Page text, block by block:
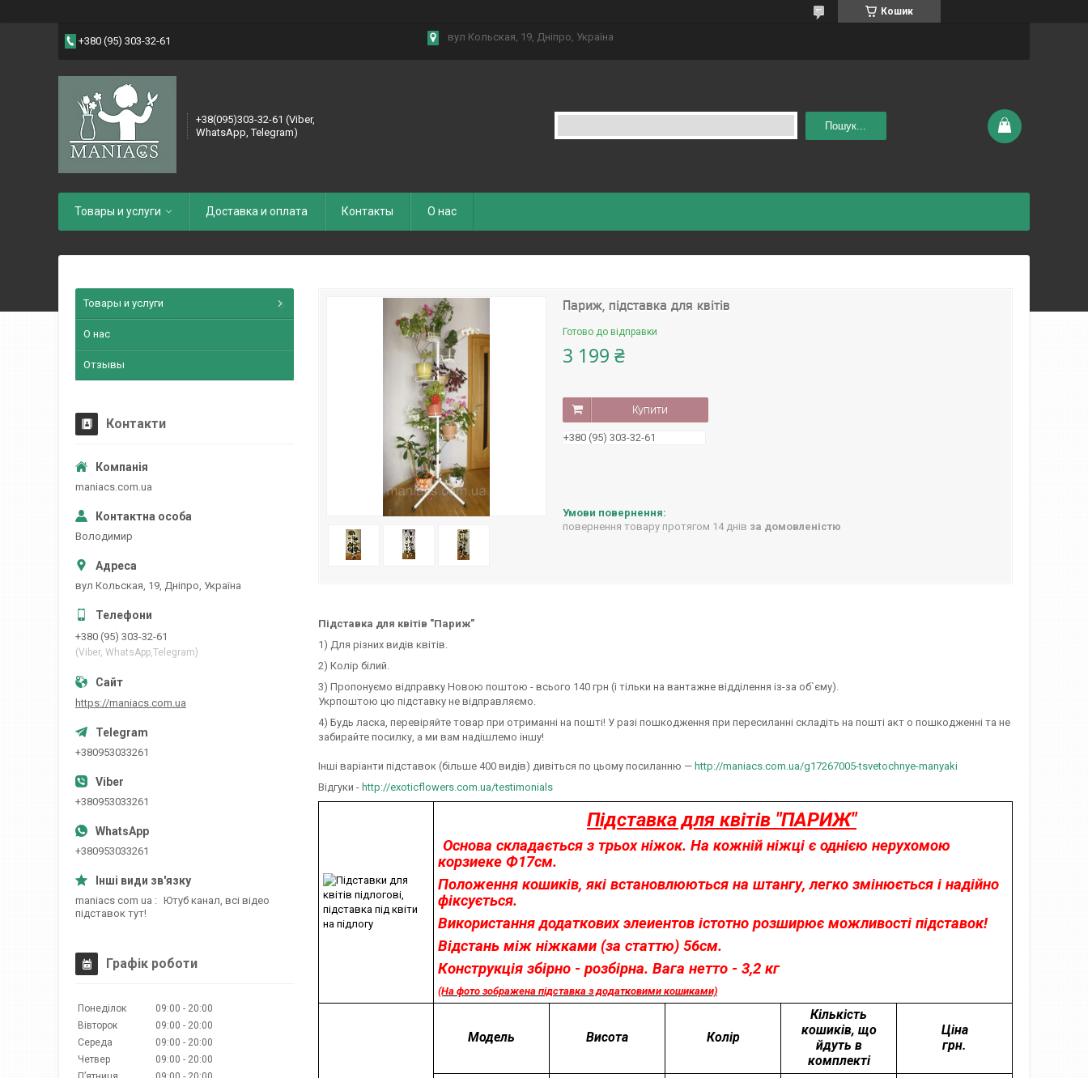
Кошик
+380 (95) 303-32-61 вул Кольская, 19, Дніпро, Україна
+38(095)303-32-61 (Viber,
WhatsApp, Telegram)
Пошук...
Товары и услуги Доставка и оплата Контакты О нас
Париж, підставка для квітів
Готово до відправки
3 199 ₴
Купити
+380 (95) 303-32-61
повернення товару протягом 14 днів за домовленістю
Підставка для квітів "Париж"
1) Для різних видів квітів.
2) Колір білий.
3) Пропонуємо відправку Новою поштою - всього 140 грн (і тільки на вантажне відділення із-за об`єму).
Укрпоштою цю підставку не відправляємо.
4) Будь ласка, перевіряйте товар при отриманні на пошті! У разі пошкодження при пересиланні складіть на пошті акт о пошкодженні та не
забирайте посилку, а ми вам надішлемо іншу!
Інші варіанти підставок (більше 400 видів) дивіться по цьому посиланню — http://maniacs.com.ua/g17267005-tsvetochnye-manyaki​
Відгуки - http://exoticflowers.com.ua/testimonials
Підставка для квітів "ПАРИЖ"
Основа складається з трьох ніжок. На кожній ніжці є однією нерухомою
корзиеке Ф17см.
Положення кошиків, які встановлюються на штангу, легко змінюється і надійно
фіксується.
Використання додаткових элеиентов істотно розширює можливості підставок!
Відстань між ніжками (за статтю) 56см.
Конструкція збірно - розбірна. Вага нетто - 3,2 кг
(На фото зображена підставка з додатковими кошиками)
Модель Висота Колір
Кількість
кошиків, що
йдуть в
комплекті
Ціна
грн.
Товары и услуги
О нас
Отзывы
Контакти
maniacs.com.ua
Володимир
вул Кольская, 19, Дніпро, Україна
+380 (95) 303-32-61
(Viber, WhatsApp,Telegram)
https://maniacs.com.ua
+380953033261
+380953033261
+380953033261
maniacs com ua
Ютуб канал, всі відео
підставок тут!
Графік роботи
Понеділок 09:00
20:00
Вівторок
09:00
20:00
Середа
09:00
20:00
Четвер
09:00
20:00